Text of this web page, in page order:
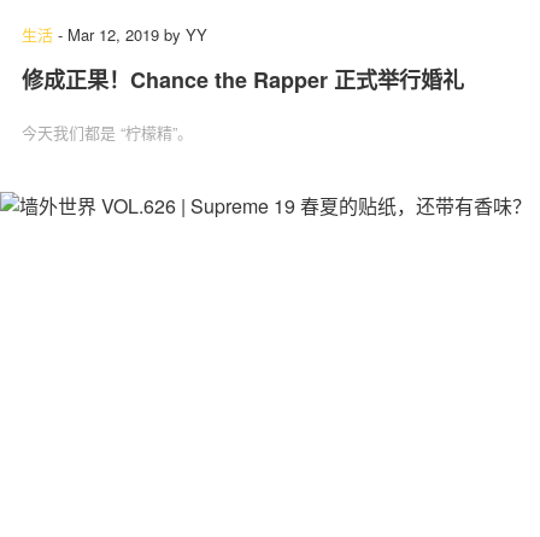
生活 - Mar 12, 2019 by YY
修成正果！Chance the Rapper 正式举行婚礼
今天我们都是 “柠檬精”。